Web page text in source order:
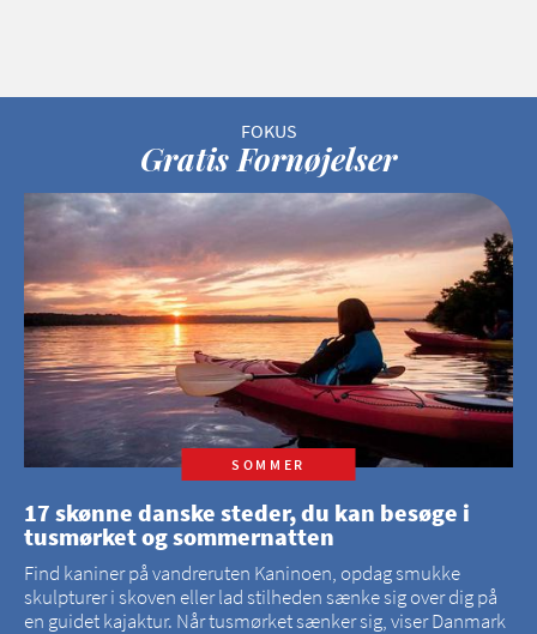
Gratis Fornøjelser
SOMMER
17 skønne danske steder, du kan besøge i
tusmørket og sommernatten
Find kaniner på vandreruten Kaninoen, opdag smukke
skulpturer i skoven eller lad stilheden sænke sig over dig på
en guidet kajaktur. Når tusmørket sænker sig, viser Danmark